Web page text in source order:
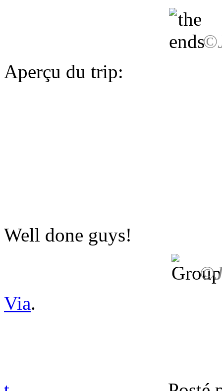
Aperçu du trip:
Well done guys!
Via.